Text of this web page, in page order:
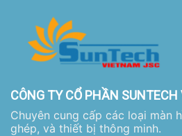
CÔNG TY CỔ PHẦN
Chuyên cung cấp các loại màn
ghép, và thiết bị thông minh.